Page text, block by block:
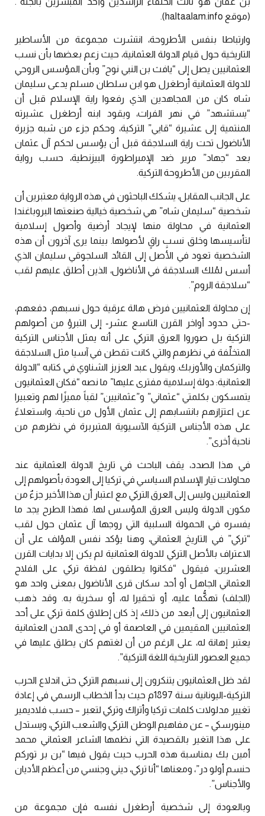
(موقع haltaalam.info).
وارتباطا بنفس الأطروحة، انتشرت مجموعة من الأساطير
التاريخية حول قيام الدولة العثمانية، حيث زعم بعضها بأن نسب
العثمانيين يصل إلى “يافث بن النبي نوح” وبأن المؤسس الروحي
للدولة العثمانية أرطغرل هو ابن سلطان مسلم يدعى سليمان
شاه كان من المجاهدين الذي رفعوا راية الإسلام قبل أن
“يستشهد” في نهر الفرات، ويقود ابنه أرطغرل عشيرته
المنتمية إلى عشيرة “قايي” التركية، وحكم جزء من شبه جزيرة
الأناضول تحت راية السلاجقة قبل أن يؤسس لحكم آل عثمان
بعد “جهاد” مرير ضد الإمبراطورة البيزنطية، حسب رواية
المقربين من الأطروحة التركية.
على الجانب المقابل، يشكك الباحثون في هذه الرواية معتبرين أن
شخصية “سليمان شاه” هي شخصية خيالية صنعتها البروباغندا
العثمانية في محاولة منها لإيجاد أرضية وأصول إسلامية
لتأسيسها وخلق نسبٍ راقٍ لأصولها. بينما يرى آخرون أن هذه
الشخصية تعود في الأصل إلى القائد السلجوقي سليمان الذي
أسس لمُلك السلاجقة في الأناضول، الذين أطلق عليهم لقب
“سلاجقة الروم”.
إن محاولة العثمانيين فرض هالة عرقية حول نسبهم، دفعهم،
-حتى حدود أواخر القرن التاسع عشر- إلى التبرؤ من أصولهم
التركية بل صوروا العرق التركي على أنه يمثل الأجناس التركية
المتخلِّفة في نظرهم والتي كانت تقطن في آسيا مثل السلاجقة
والتركمان والأوزبك. ويقول عبد العزيز الشناوي في كتابه “الدولة
العثمانية: دولة إسلامية مفترى عليها” ما نصه “فكان العثمانيون
يتمسكون بكلمتي “عثماني” و”عثمانيين” لقباً مميزًا لهم وتعبيرا
عن اعتزازهم بانتسابهم إلى عثمان الأول من ناحية، واستعلاءً
على هذه الأجناس التركية الآسيوية المتبربرة في نظرهم من
ناحية أخرى”.
في هذا الصدد، يقف الباحث في تاريخ الدولة العثمانية عند
محاولات تيار الإسلام السياسي في تركيا إلى العودة بأصولهم إلى
العثمانيين وليس إلى العرق التركي مع اعتبار أن هذا الأخير جزءٌ من
مكون الدولة وليس العرق المؤسس لها. فهذا الطرح يجد ما
يفسره في الحمولة السلبية التي روجها آل عثمان حول لقب
“تركي” في التاريخ العثماني، وهنا يؤكد نفس المؤلف على أن
الاعتراف بالأصل التركي للدولة العثمانية لم يكن إلا بدايات القرن
العشرين، فيقول “فكانوا يطلقون لفظة تركي على الفلاح
العثماني الجاهل أو أحد سكان قرى الأناضول بمعنى واحد هو
(الجلف) تهكُّما عليه، أو تحقيرا له، أو سخرية به. وقد ذهب
العثمانيون إلى أبعد من ذلك، إذ كان إطلاق كلمة تركي على أحد
العثمانيين المقيمين في العاصمة أو في إحدى المدن العثمانية
يعتبر إهانة له، على الرغم من أن لغتهم كان يطلق عليها في
جميع العصور التاريخية اللغة التركية”.
لقد ظل العثمانيون يتنكرون إلى نسبهم التركي حتى اندلاع الحرب
التركية-اليونانية سنة 1897م حيث بدأ الخطاب الرسمي في إعادة
تغيير مدلولات كلمات تركيا وأتراك وتركي لتعبر – حسب فلاديمير
مينورسكي – عن مفاهيم الوطن التركي والشعب التركي، ويستدل
على هذا التغير بالقصيدة التي نظمها الشاعر العثماني محمد
أمين بك بمناسبة هذه الحرب حيث يقول فيها “بن بر توركم
حنسم أولو در”، ومعناها “أنا تركي، ديني وجنسي من أعظم الأديان
والأجناس”.
وبالعودة إلى شخصية أرطغرل نفسه فإن مجموعة من